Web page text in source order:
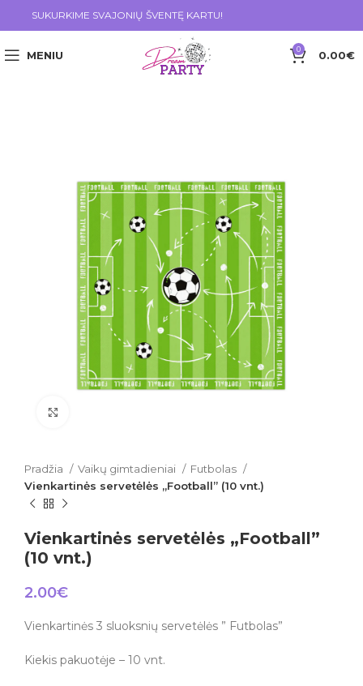
SUKURKIME SVAJONIŲ ŠVENTĘ KARTU!
MENIU 0 0.00€
Pradžia Vaikų gimtadieniai
Futbolas
Vienkartinės servetėlės „Football” (10 vnt.)
Vienkartinės servetėlės „Football”
(10 vnt.)
2.00€
Vienkartinės 3 sluoksnių servetėlės ” Futbolas”
Kiekis pakuotėje – 10 vnt.